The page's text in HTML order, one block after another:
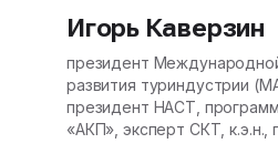
Игорь Каверзин
президент
развития туриндустрии
президент НАСТ,
«АКП», эксперт СКТ, к.э.н.,